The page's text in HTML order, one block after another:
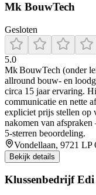
Mk BouwTech
Gesloten
5.0
Mk BouwTech (onder
allround bouw‑ en
circa 15 jaar ervaring.
communicatie en nette
expliciet prijs stellen op
nakomen van
5‑sterren beoordeling.
Vondellaan, 9721 LP
Bekijk details
Klussenbedrijf Edi